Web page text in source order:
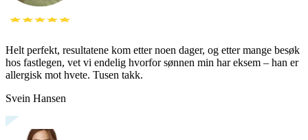
Helt perfekt, resultatene kom etter noen dager, og etter mange besøk
hos fastlegen, vet vi endelig hvorfor sønnen min har eksem – han er
allergisk mot hvete. Tusen takk.
Svein Hansen